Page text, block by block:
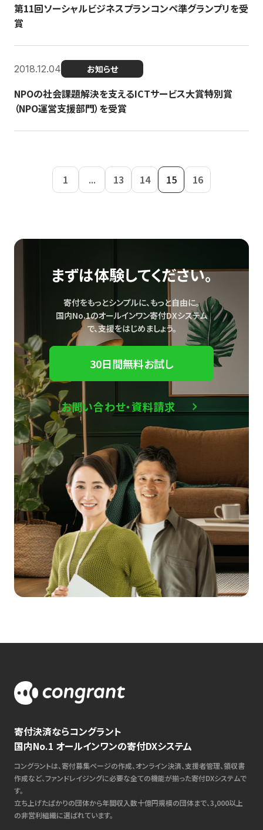
第11回ソーシャルビジネスプランコンペ準グランプリを受
賞
2018.12.04 お知らせ
NPOの社会課題解決を支えるICTサービス大賞特別賞
（NPO運営支援部門）を受賞
1 ... 13 14 15 16
まずは体験してください。
寄付をもっとシンプルに、もっと自由に。
国内No.1のオールインワン寄付DXシステム
で、支援をはじめましょう。
30日間無料お試し
お問い合わせ・資料請求
寄付決済ならコングラント
国内No.1 オールインワンの寄付DXシステム
コングラントは、寄付募集ページの作成、オンライン決済、支援者管理、領収書
作成など、ファンドレイジングに必要な全ての機能が揃った寄付DXシステムで
す。
立ち上げたばかりの団体から年間収入数十億円規模の団体まで、3,000以上
の非営利組織に選ばれています。